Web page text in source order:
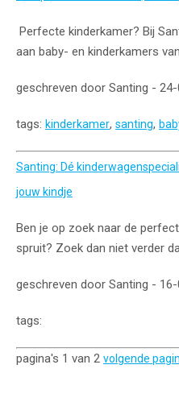
Perfecte kinderkamer? Bij
aan baby- en kinderkamers
geschreven door Santing -
tags: kinderkamer, santing,
Santing: Dé
jouw kindje
Ben je op zoek naar de
spruit? Zoek dan niet verder
geschreven door Santing -
tags:
pagina's 1 van 2 volgende